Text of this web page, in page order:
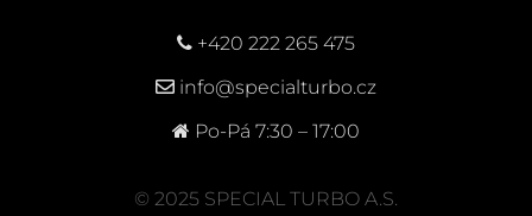
+420 222 265 475
info@specialturbo.cz
Po-Pá 7:30 – 17:00
© 2025 SPECIAL TURBO A.S.